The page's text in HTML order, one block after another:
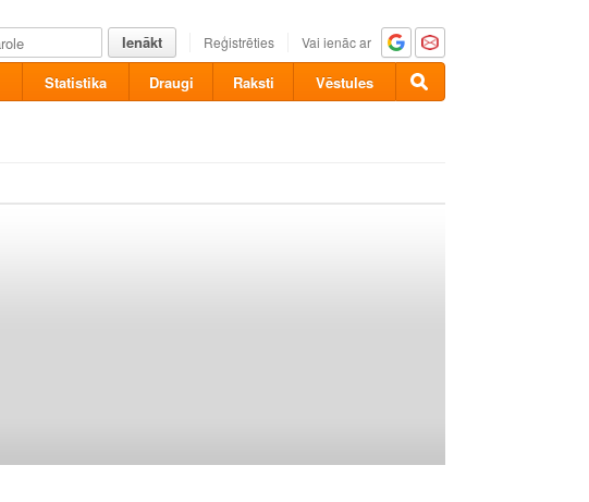
Ienākt Reģistrēties Vai ienāc ar
Statistika Draugi Raksti Vēstules